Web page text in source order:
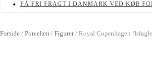
FÅ FRI FRAGT I DANMARK VED KØB
Forside / Porcelæn / Figurer/ Royal Copenhagen